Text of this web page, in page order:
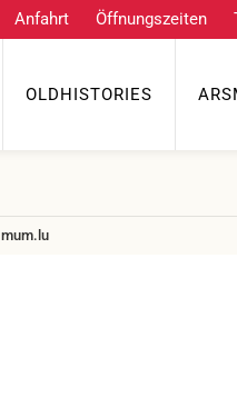
Anfahrt Öffnungszeiten
OLDHISTORIES
mum.lu